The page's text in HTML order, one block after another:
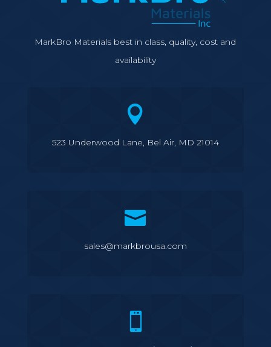
MarkBro Materials best in class, quality, cost and
availability

523 Underwood Lane, Bel Air, MD 21014

sales@markbrousa.com
